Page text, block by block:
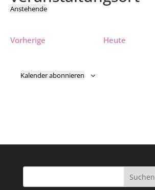
Anstehende
VorherigeVeranstaltungenHeute
Kalender abonnieren
Suchen